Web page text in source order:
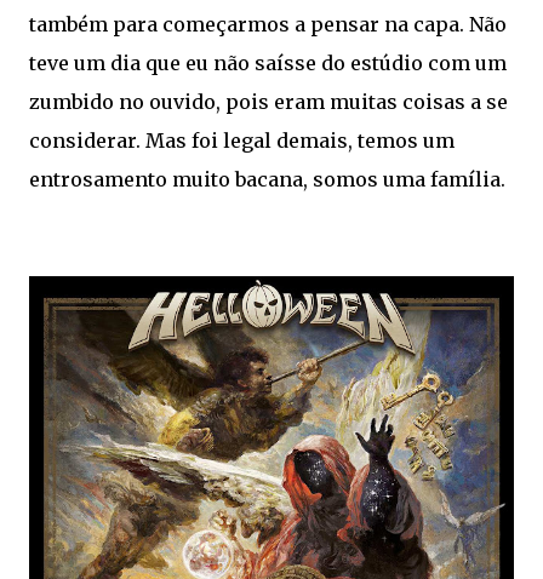
também para começarmos a pensar na capa. Não
teve um dia que eu não saísse do estúdio com um
zumbido no ouvido, pois eram muitas coisas a se
considerar. Mas foi legal demais, temos um
entrosamento muito bacana, somos uma família.